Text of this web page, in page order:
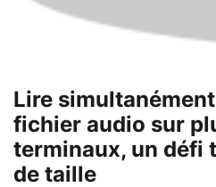
Lire
fichier audio sur
terminaux, un défi
de taille